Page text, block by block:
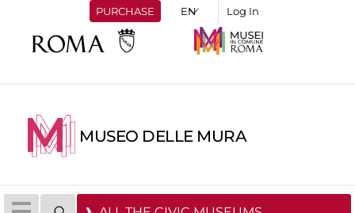
PURCHASE Log In
MUSEO DELLE MURA